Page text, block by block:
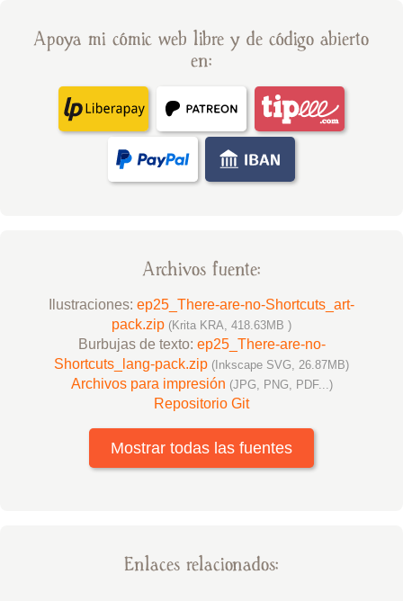
Apoya mi cómic web libre y de código abierto
en:
Archivos fuente:
Ilustraciones: ep25_There-are-no-Shortcuts_art-
pack.zip (Krita KRA, 418.63MB )
Burbujas de texto: ep25_There-are-no-
Shortcuts_lang-pack.zip (Inkscape SVG, 26.87MB)
Archivos para impresión (JPG, PNG, PDF...)
Repositorio Git
Mostrar todas las fuentes
Enlaces relacionados: